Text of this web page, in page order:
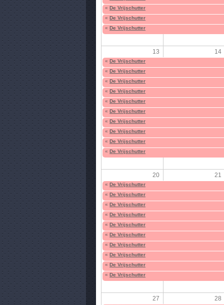
« De Vrijschutter
« De Vrijschutter
« De Vrijschutter
13 14
« De Vrijschutter
« De Vrijschutter
« De Vrijschutter
« De Vrijschutter
« De Vrijschutter
« De Vrijschutter
« De Vrijschutter
« De Vrijschutter
« De Vrijschutter
« De Vrijschutter
20 21
« De Vrijschutter
« De Vrijschutter
« De Vrijschutter
« De Vrijschutter
« De Vrijschutter
« De Vrijschutter
« De Vrijschutter
« De Vrijschutter
« De Vrijschutter
« De Vrijschutter
27 28